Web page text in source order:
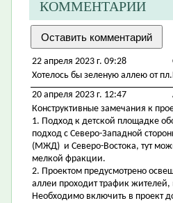
КОММЕНТАРИИ
22 апреля 2023 г. 09:28
Хотелось бы зеленую аллею от
20 апреля 2023 г. 12:47
Конструктивные замечания к
1. Подход к детской площадке
подход с Северо-Западной
(МЖД) и Северо-Востока, тут
мелкой фракции.
2. Проектом предусмотрено
аллеи проходит трафик
Необходимо включить в проект